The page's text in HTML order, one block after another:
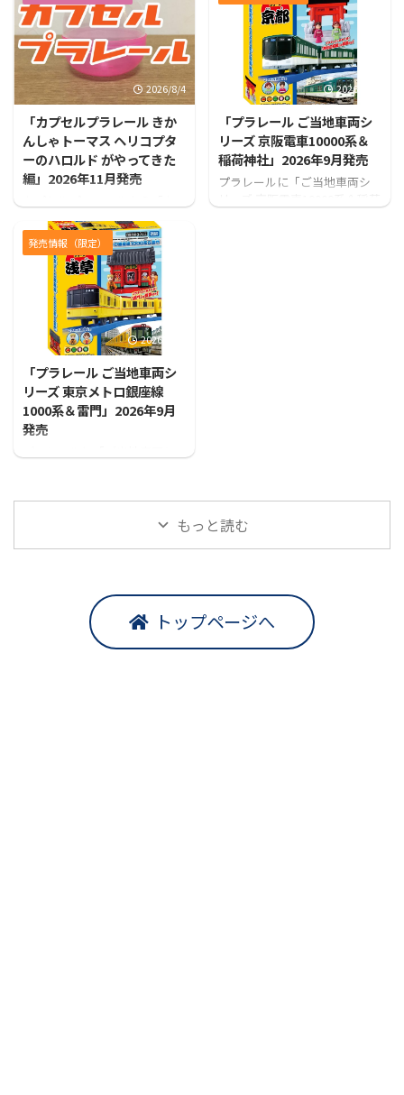
2026/8/4
「カプセルプラレール きか
んしゃトーマス ヘリコプタ
ーのハロルド がやってきた
編」2026年11月発売
プセルプラレール きかんしゃ
トーマス ヘリコプターのハロ
ルド がやってきた編」が発売
となります！
2026/7/31
「プラレール ご当地車両シ
リーズ 京阪電車10000系＆
稲荷神社」2026年9月発売
プラレールに「ご当地車両シ
発売情報（限定）
2026/7/31
「プラレール ご当地車両シ
リーズ 東京メトロ銀座線
1000系＆雷門」2026年9月
発売
もっと読む
トップページへ